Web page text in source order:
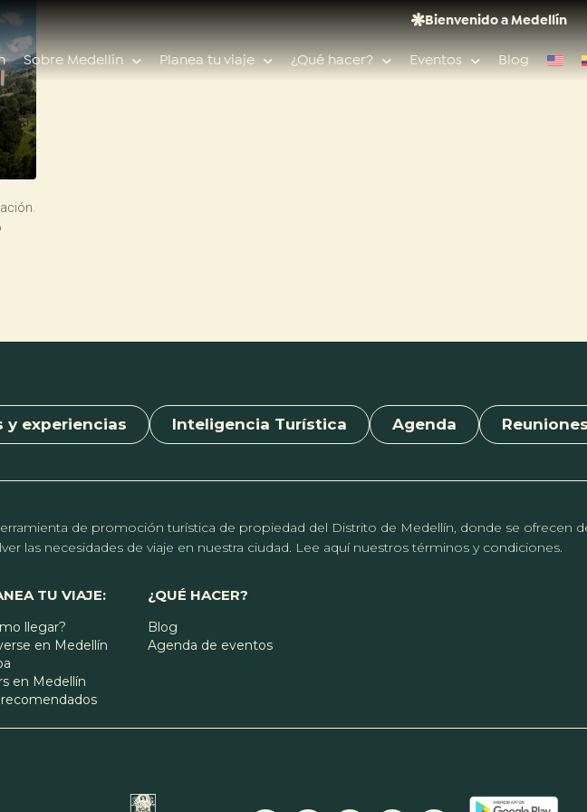
Bienvenido a Medellín
Sobre Medellín Planea tu viaje ¿Qué hacer? Eventos Blog
y experiencias Inteligencia Turística Agenda Reuniones
de promoción turística de propiedad del Distrito de Medellín, donde se ofrecen
las necesidades de viaje en nuestra ciudad. Lee aquí nuestros términos y condiciones.
TU VIAJE:
llegar?
en Medellín
en Medellín
recomendados
¿QUÉ HACER?
Blog
Agenda de eventos